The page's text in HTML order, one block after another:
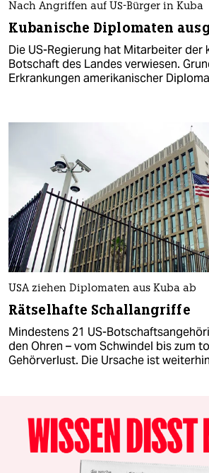
Nach Angriffen auf US-Bürger in Kuba
Kubanische Diplomaten
Die US-Regierung hat Mitarbeiter der
Botschaft des Landes verwiesen.
Erkrankungen amerikanischer
USA ziehen Diplomaten aus Kuba ab
Rätselhafte Schallangriffe
Mindestens 21 US-
den Ohren – vom Schwindel bis zum
Gehörverlust. Die Ursache ist